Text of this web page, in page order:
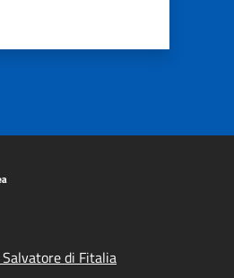
di Fitalia